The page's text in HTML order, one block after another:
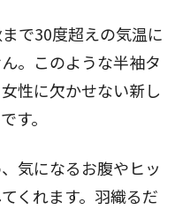
で30度超えの気温に
。このような半袖タ
性に欠かせない新し
す。
気になるお腹やヒッ
くれます。羽織るだ